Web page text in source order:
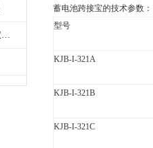
HDGC3915手持式蓄电池内阻测试仪厂家
蓄电池跨接宝的技术参数：
型号
KJB-I-321A
KJB-I-321B
KJB-I-321C